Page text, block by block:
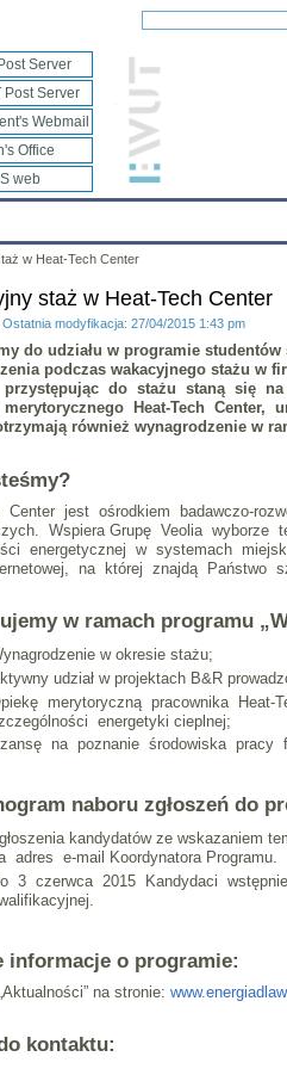
Server
Post Server
Webmail
Office
web
w Heat-Tech Center
staż w Heat-Tech Center
Ostatnia modyfikacja: 27/04/2015 1:43 pm
do udziału w programie
podczas wakacyjnego stażu w
do stażu staną się na
Heat-Tech Center,
również wynagrodzenie w
Center jest ośrodkiem badawczo-
Wspiera Grupę Veolia
energetycznej w systemach
na której znajdą Państwo
w ramach programu
w okresie stażu;
udział w projektach B&R
merytoryczną pracownika Heat-
energetyki cieplnej;
na poznanie środowiska pracy
naboru zgłoszeń do
kandydatów ze
adres e-mail Koordynatora Programu.
3 czerwca 2015 Kandydaci wstępnie
informacje o programie:
na stronie:
kontaktu: